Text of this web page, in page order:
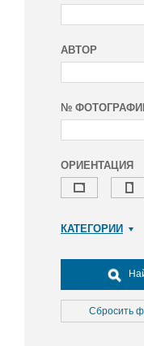
АВТОР
№
ОРИЕНТАЦИЯ
КАТЕГОРИИ
Досуг, туризм
Культура
Медицина
Сбросить